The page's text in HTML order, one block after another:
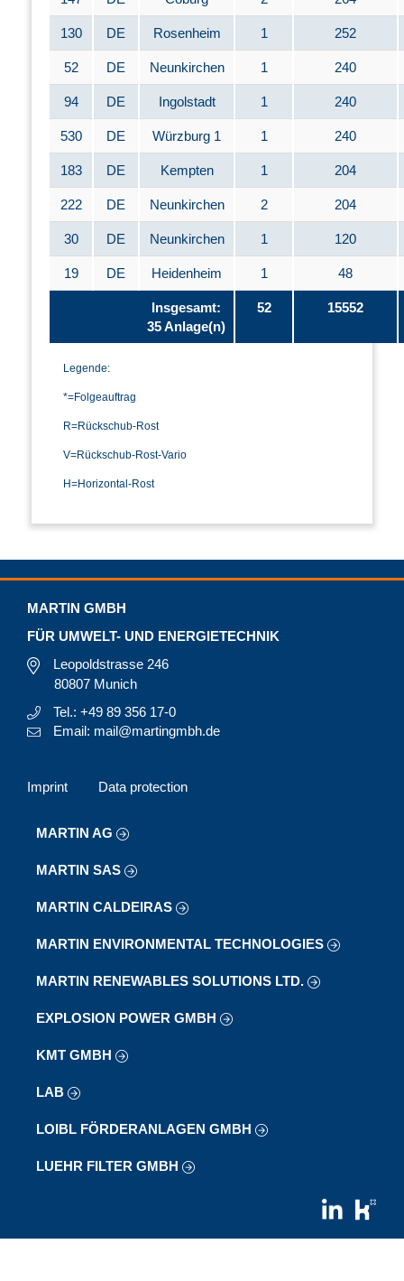
130 DE Rosenheim 1 252
52 DE Neunkirchen 1 240
94 DE Ingolstadt 1 240
530 DE Würzburg 1 1 240
183 DE Kempten 1 204
222 DE Neunkirchen 2 204
30 DE Neunkirchen 1 120
19 DE Heidenheim 1 48
Insgesamt:
35 Anlage(n)
52 15552
Legende:
*=Folgeauftrag
R=Rückschub-Rost
V=Rückschub-Rost-Vario
H=Horizontal-Rost
MARTIN GMBH
FÜR UMWELT- UND ENERGIETECHNIK
Leopoldstrasse 246
80807 Munich
Tel.: +49 89 356 17-0
Email: mail@martingmbh.de
Imprint Data protection
MARTIN AG
MARTIN SAS
MARTIN CALDEIRAS
MARTIN ENVIRONMENTAL TECHNOLOGIES
MARTIN RENEWABLES SOLUTIONS LTD.
EXPLOSION POWER GMBH
KMT GMBH
LAB
LOIBL FÖRDERANLAGEN GMBH
LUEHR FILTER GMBH